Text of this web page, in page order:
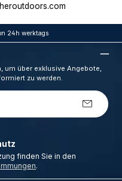
24h werktags
um über exklusive Angebote,
zu werden.
.